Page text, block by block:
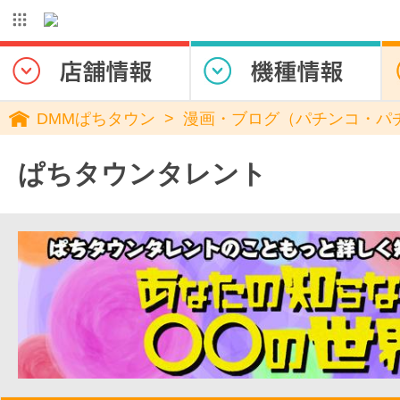
DMMぱちタウン 漫画・ブログ（パチンコ・パ
ぱちタウンタレント